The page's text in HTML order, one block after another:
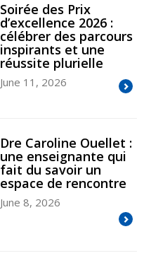
Soirée des Prix
d’excellence 2026 :
célébrer des parcours
inspirants et une
réussite plurielle
June 11, 2026
Dre Caroline Ouellet :
une enseignante qui
fait du savoir un
espace de rencontre
June 8, 2026